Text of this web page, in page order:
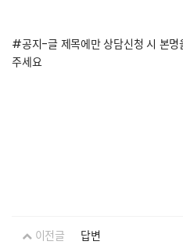
#공지-글 제목에만 상담신청 시 본명
주세요
이전글 답변